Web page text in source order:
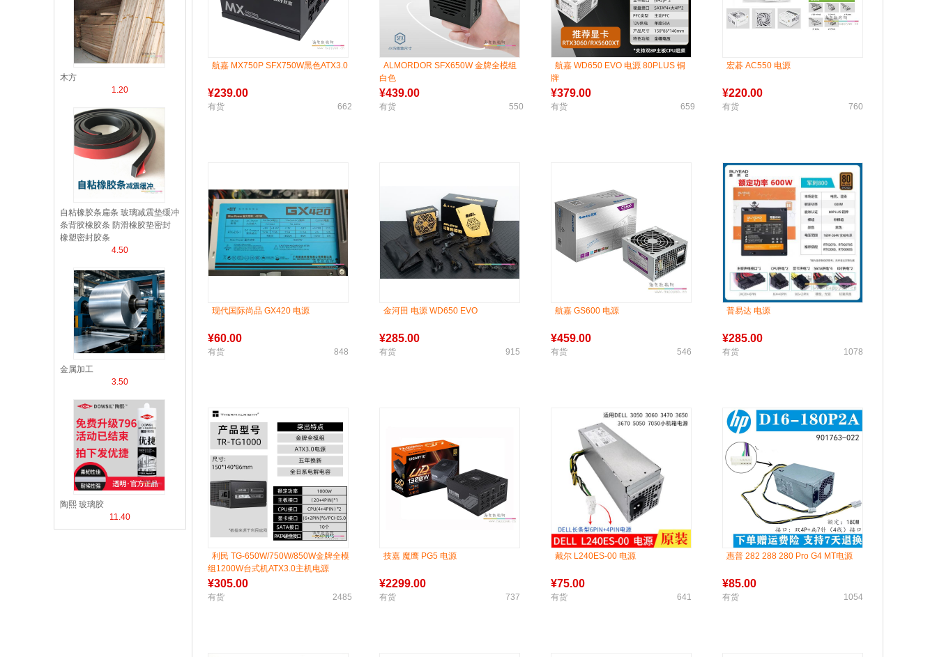
木方
1.20
自粘橡胶条扁条 玻璃减震垫缓冲
条背胶橡胶条 防滑橡胶垫密封
橡塑密封胶条
4.50
金属加工
3.50
陶熙 玻璃胶
11.40
航嘉 MX750P SFX750W黑色ATX3.0
¥239.00
有货 662
ALMORDOR SFX650W 金牌全模组
白色
¥439.00
有货 550
航嘉 WD650 EVO 电源 80PLUS 铜
牌
¥379.00
有货 659
宏碁 AC550 电源
¥220.00
有货 760
现代国际尚品 GX420 电源
¥60.00
有货 848
金河田 电源 WD650 EVO
¥285.00
有货 915
航嘉 GS600 电源
¥459.00
有货 546
普易达 电源
¥285.00
有货 1078
利民 TG-650W/750W/850W金牌全模
组1200W台式机ATX3.0主机电源
¥305.00
有货 2485
技嘉 魔鹰 PG5 电源
¥2299.00
有货 737
戴尔 L240ES-00 电源
¥75.00
有货 641
惠普 282 288 280 Pro G4 MT电源
¥85.00
有货 1054